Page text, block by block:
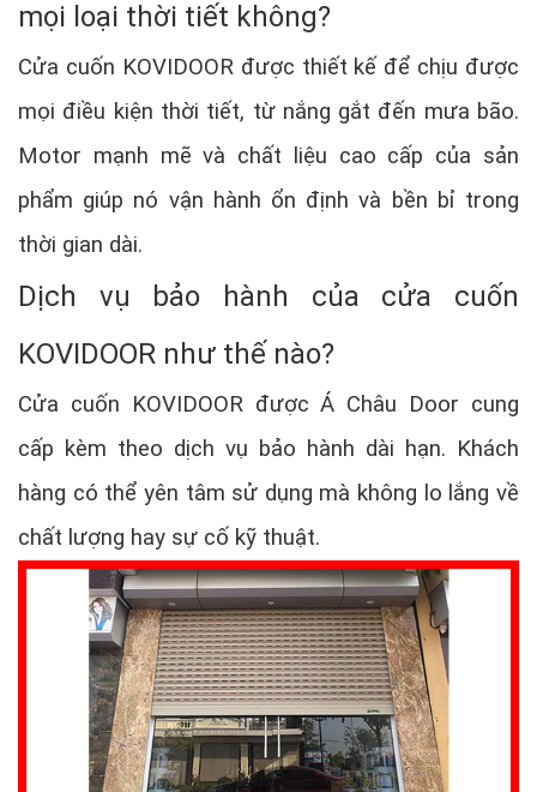
mọi loại thời tiết không?
Cửa cuốn KOVIDOOR được thiết kế để chịu được
mọi điều kiện thời tiết, từ nắng gắt đến mưa bão.
Motor mạnh mẽ và chất liệu cao cấp của sản
phẩm giúp nó vận hành ổn định và bền bỉ trong
thời gian dài.
Dịch vụ bảo hành của cửa cuốn
KOVIDOOR như thế nào?
Cửa cuốn KOVIDOOR được Á Châu Door cung
cấp kèm theo dịch vụ bảo hành dài hạn. Khách
hàng có thể yên tâm sử dụng mà không lo lắng về
chất lượng hay sự cố kỹ thuật.